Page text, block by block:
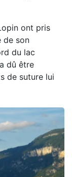
ont pris
de son
du lac
dû être
de suture lui